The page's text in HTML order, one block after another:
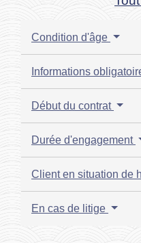
Condition d'âge
Informations
Début du contrat
Durée d'engagement
Client en situation de
En cas de litige